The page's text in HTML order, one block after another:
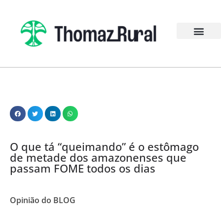
O que tá “queimando” é o estômago
de metade dos amazonenses que
passam FOME todos os dias
Opinião do BLOG